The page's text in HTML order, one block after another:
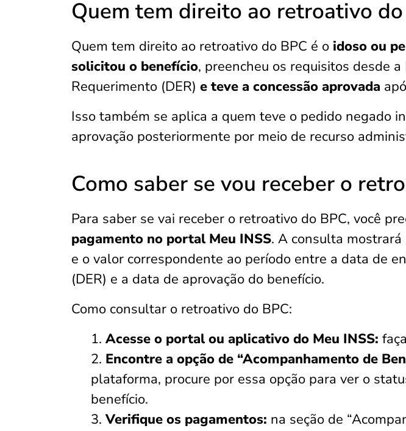
Quem tem direito ao retroativo do
Quem tem direito ao retroativo do BPC é o idoso ou
solicitou o benefício, preencheu os requisitos desde
Requerimento (DER) e teve a concessão aprovada
Isso também se aplica a quem teve o pedido negado
aprovação posteriormente por meio de recurso
Como saber se vou receber o
Para saber se vai receber o retroativo do BPC, você
pagamento no portal Meu INSS. A consulta
e o valor correspondente ao período entre a data de
(DER) e a data de aprovação do benefício.
Como consultar o retroativo do BPC:
Acesse o portal ou aplicativo do Meu INSS:
Encontre a opção de “Acompanhamento de
plataforma, procure por essa opção para ver o
benefício.
Verifique os pagamentos: na seção de